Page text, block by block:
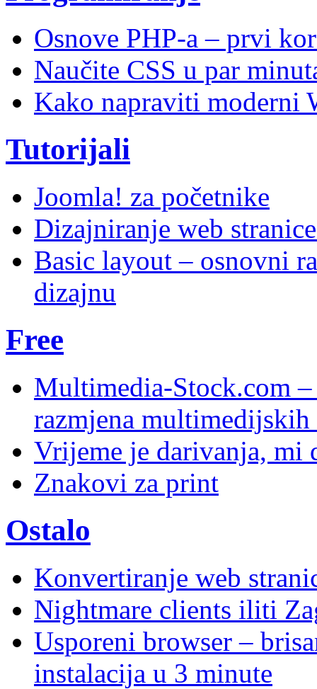
Osnove PHP-a – prvi
Naučite CSS u par
Kako napraviti moderni
Tutorijali
Joomla! za početnike
Dizajniranje web
Basic layout – osnovni
dizajnu
Free
Multimedia-Stock.com –
razmjena multimedijskih
Vrijeme je darivanja, mi
Znakovi za print
Ostalo
Konvertiranje web
Nightmare clients iliti
Usporeni browser –
instalacija u 3 minute